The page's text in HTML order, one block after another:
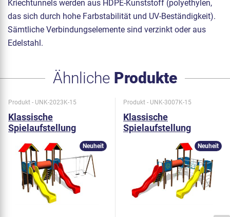
Kriechtunnels werden aus HDPE-Kunststoff (polyethylen,
das sich durch hohe Farbstabilität und UV-Beständigkeit).
Sämtliche Verbindungselemente sind verzinkt oder aus
Edelstahl.
Ähnliche Produkte
Produkt - UNK-2023K-15
Klassische
Spielaufstellung
UNK2023K - metall
Neuheit
Produkt - UNK-3007K-15
Klassische
Spielaufstellung
UNK3007K - metall
Neuheit